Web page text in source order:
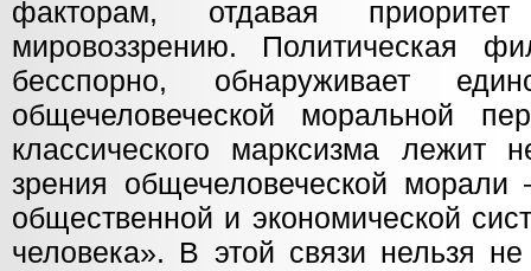
факторам, отдавая приоритет
мировоззрению. Политическая
бесспорно, обнаруживает
общечеловеческой моральной
классического марксизма лежит
зрения общечеловеческой морали
общественной и экономической
человека». В этой связи нельзя не